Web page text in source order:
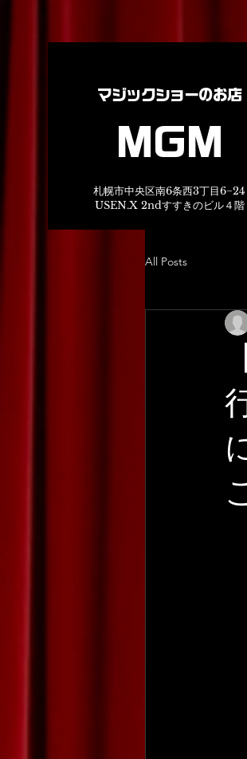
マジックショーのお店
MGM
札幌市中央区南6条西3丁目6−24
USEN.X 2ndすすきのビル４階
All Posts